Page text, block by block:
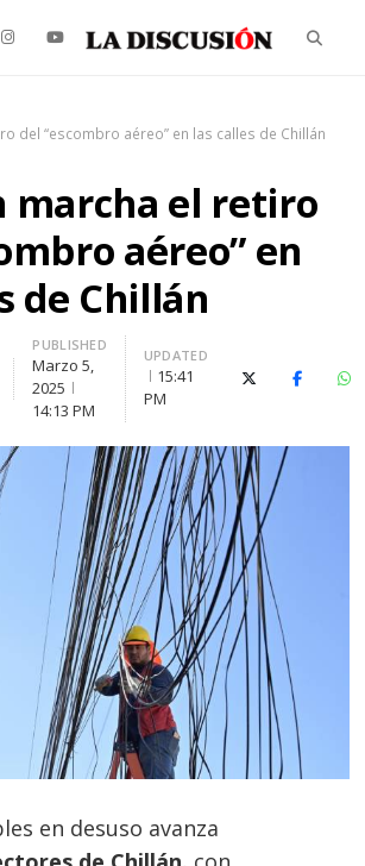
del “escombro aéreo” en las calles de Chillán
marcha el retiro
aéreo” en
de Chillán
PUBLISHED
Marzo 5,
2025
14:13 PM
UPDATED
15:41
PM
X (Twitter)Facebook
en desuso avanza